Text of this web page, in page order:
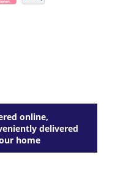
online,
delivered
home